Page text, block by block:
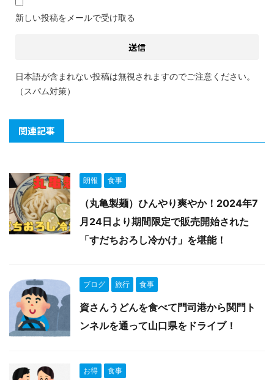
新しい投稿をメールで受け取る
日本語が含まれない投稿は無視されますのでご注意ください。
（スパム対策）
関連記事
朗報 食事
（丸亀製麺）ひんやり爽やか！2024年7
月24日より期間限定で販売開始された
「すだちおろし冷かけ」を堪能！
ブログ 旅行 食事
資さんうどんを食べて門司港から関門ト
ンネルを通って山口県をドライブ！
お得 食事